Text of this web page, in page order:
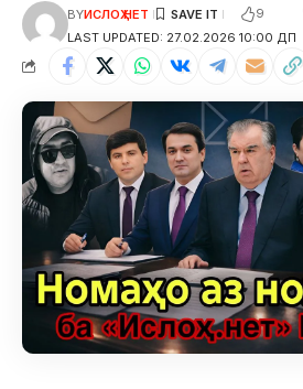
LAST UPDATED: 27.02.2026 10:00 ДП
BYИСЛОҲ НЕТ 9